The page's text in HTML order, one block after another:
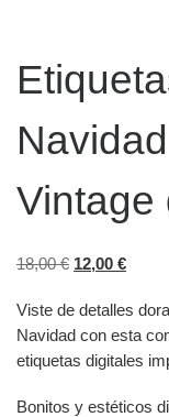
Vintage
18,00€ El precio
12,00 €El
Viste de detalles
Navidad con esta
etiquetas digitales
Bonitos y estéticos